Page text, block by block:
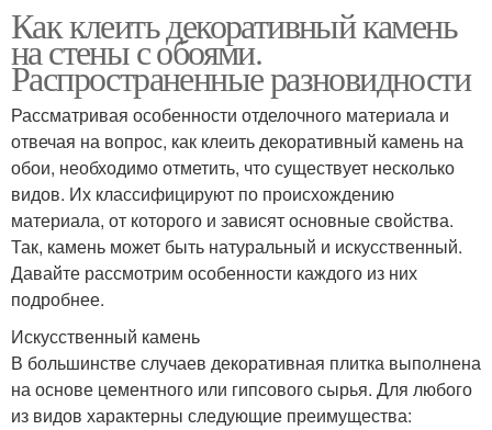
Как клеить декоративный камень
на стены с обоями.
Распространенные разновидности
Рассматривая особенности отделочного материала и
отвечая на вопрос, как клеить декоративный камень на
обои, необходимо отметить, что существует несколько
видов. Их классифицируют по происхождению
материала, от которого и зависят основные свойства.
Так, камень может быть натуральный и искусственный.
Давайте рассмотрим особенности каждого из них
подробнее.
Искусственный камень
В большинстве случаев декоративная плитка выполнена
на основе цементного или гипсового сырья. Для любого
из видов характерны следующие преимущества: